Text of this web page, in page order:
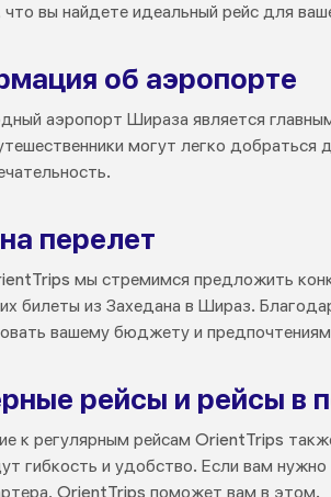
что вы найдете идеальный рейс для
об аэропорте
аэропорт Шираза является
могут легко добраться
перелет
мы стремимся предложить
билеты из Захедана в Шираз.
вашему бюджету и
рейсы и рейсы в
к регулярным рейсам OrientTrips
гибкость и удобство. Если вам
OrientTrips поможет вам в этом.